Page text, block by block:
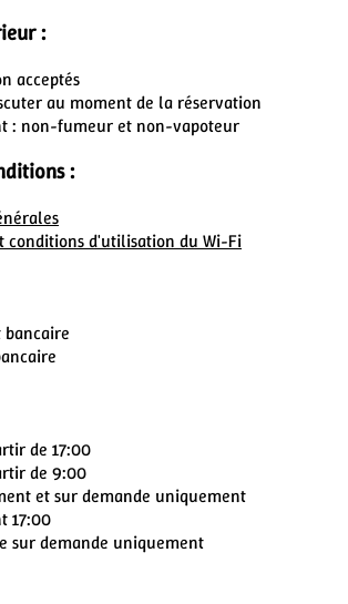
:
acceptés
au moment de la réservation
: non-fumeur et non-vapoteur
:
conditions d'utilisation du Wi-Fi
de 17:00
de 9:00
et sur demande uniquement
17:00
sur demande uniquement